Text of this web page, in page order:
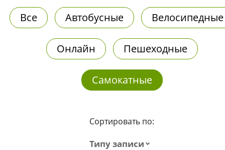
Все Автобусные Велосипедные
Онлайн Пешеходные
Самокатные
Сортировать по:
Типу записи